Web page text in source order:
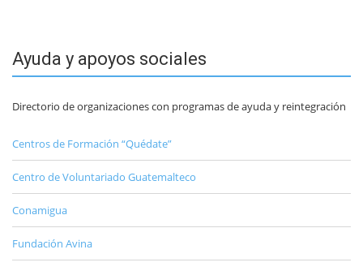
Ayuda y apoyos sociales
Directorio de organizaciones con programas de ayuda y reintegración
Centros de Formación “Quédate”
Centro de Voluntariado Guatemalteco
Conamigua
Fundación Avina